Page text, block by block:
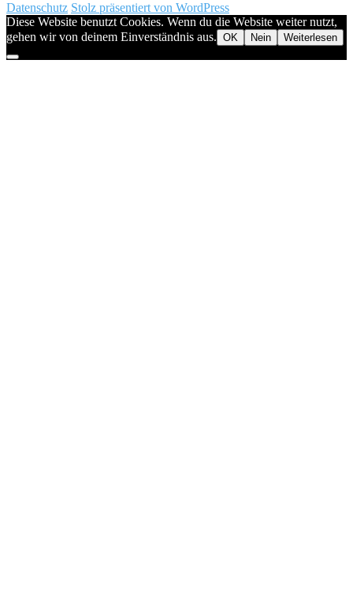
Datenschutz Stolz präsentiert von WordPress
Diese Website benutzt Cookies. Wenn du die Website weiter nutzt,
gehen wir von deinem Einverständnis aus. OK Nein Weiterlesen